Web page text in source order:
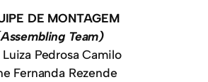
DE MONTAGEM
Team)
Luiza Pedrosa Camilo
Fernanda Rezende